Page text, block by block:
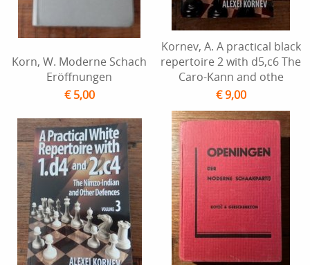
Korn, W. Moderne Schach
Eröffnungen
€ 5,00
Kornev, A. A practical black
repertoire 2 with d5,c6 The
Caro-Kann and othe
€ 9,00